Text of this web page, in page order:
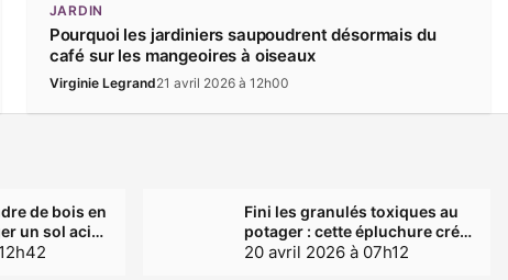
JARDIN
Pourquoi les jardiniers saupoudrent désormais du
café sur les mangeoires à oiseaux
Virginie Legrand21 avril 2026 à 12h00
de bois en
un sol acide
votre jardin
Fini les granulés toxiques au
potager : cette épluchure crée
une barrière que les limaces
20 avril 2026 à 07h12